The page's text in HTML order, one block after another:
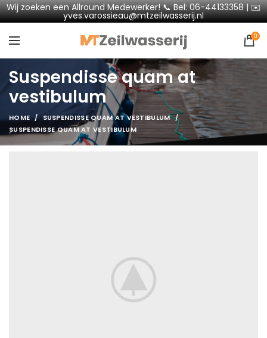
Wij zoeken een Allround Medewerker! 📞 Bel: 06-44133358 | ✉️
yves.varossieau@mtzeilwasserij.nl
0
Suspendisse quam at
vestibulum
HOME
SUSPENDISSE QUAM AT VESTIBULUM
SUSPENDISSE QUAM AT VESTIBULUM